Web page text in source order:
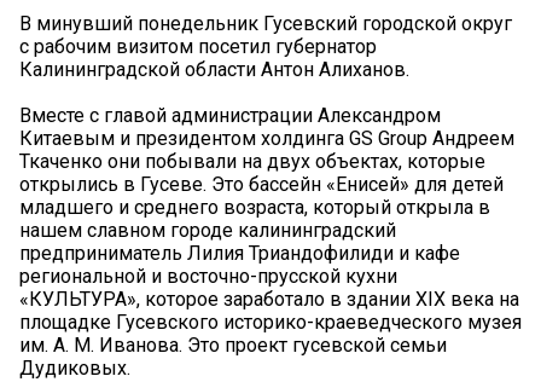
В минувший понедельник Гусевский городской округ
с рабочим визитом посетил губернатор
Калининградской области Антон Алиханов.
Вместе с главой администрации Александром
Китаевым и президентом холдинга GS Group Андреем
Ткаченко они побывали на двух объектах, которые
открылись в Гусеве. Это бассейн «Енисей» для детей
младшего и среднего возраста, который открыла в
нашем славном городе калининградский
предприниматель Лилия Триандофилиди и кафе
региональной и восточно-прусской кухни
«КУЛЬТУРА», которое заработало в здании XIX века на
площадке Гусевского историко-краеведческого музея
им. А. М. Иванова. Это проект гусевской семьи
Дудиковых.